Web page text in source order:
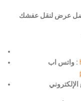
واتس اب :